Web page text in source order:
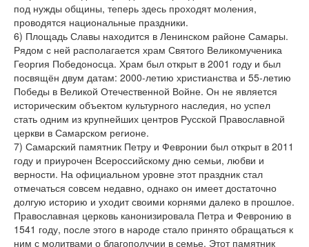
под нужды общины, теперь здесь проходят моления,
проводятся национальные праздники.
6) Площадь Славы находится в Ленинском районе Самары.
Рядом с ней располагается храм Святого Великомученика
Георгия Победоносца. Храм был открыт в 2001 году и был
посвящён двум датам: 2000-летию христианства и 55-летию
Победы в Великой Отечественной Войне. Он не является
историческим объектом культурного наследия, но успел
стать одним из крупнейших центров Русской Православной
церкви в Самарском регионе.
7) Самарский памятник Петру и Февронии был открыт в 2011
году и приурочен Всероссийскому дню семьи, любви и
верности. На официальном уровне этот праздник стал
отмечаться совсем недавно, однако он имеет достаточно
долгую историю и уходит своими корнями далеко в прошлое.
Православная церковь канонизировала Петра и Февронию в
1541 году, после этого в народе стало принято обращаться к
ним с молитвами о благополучии в семье. Этот памятник